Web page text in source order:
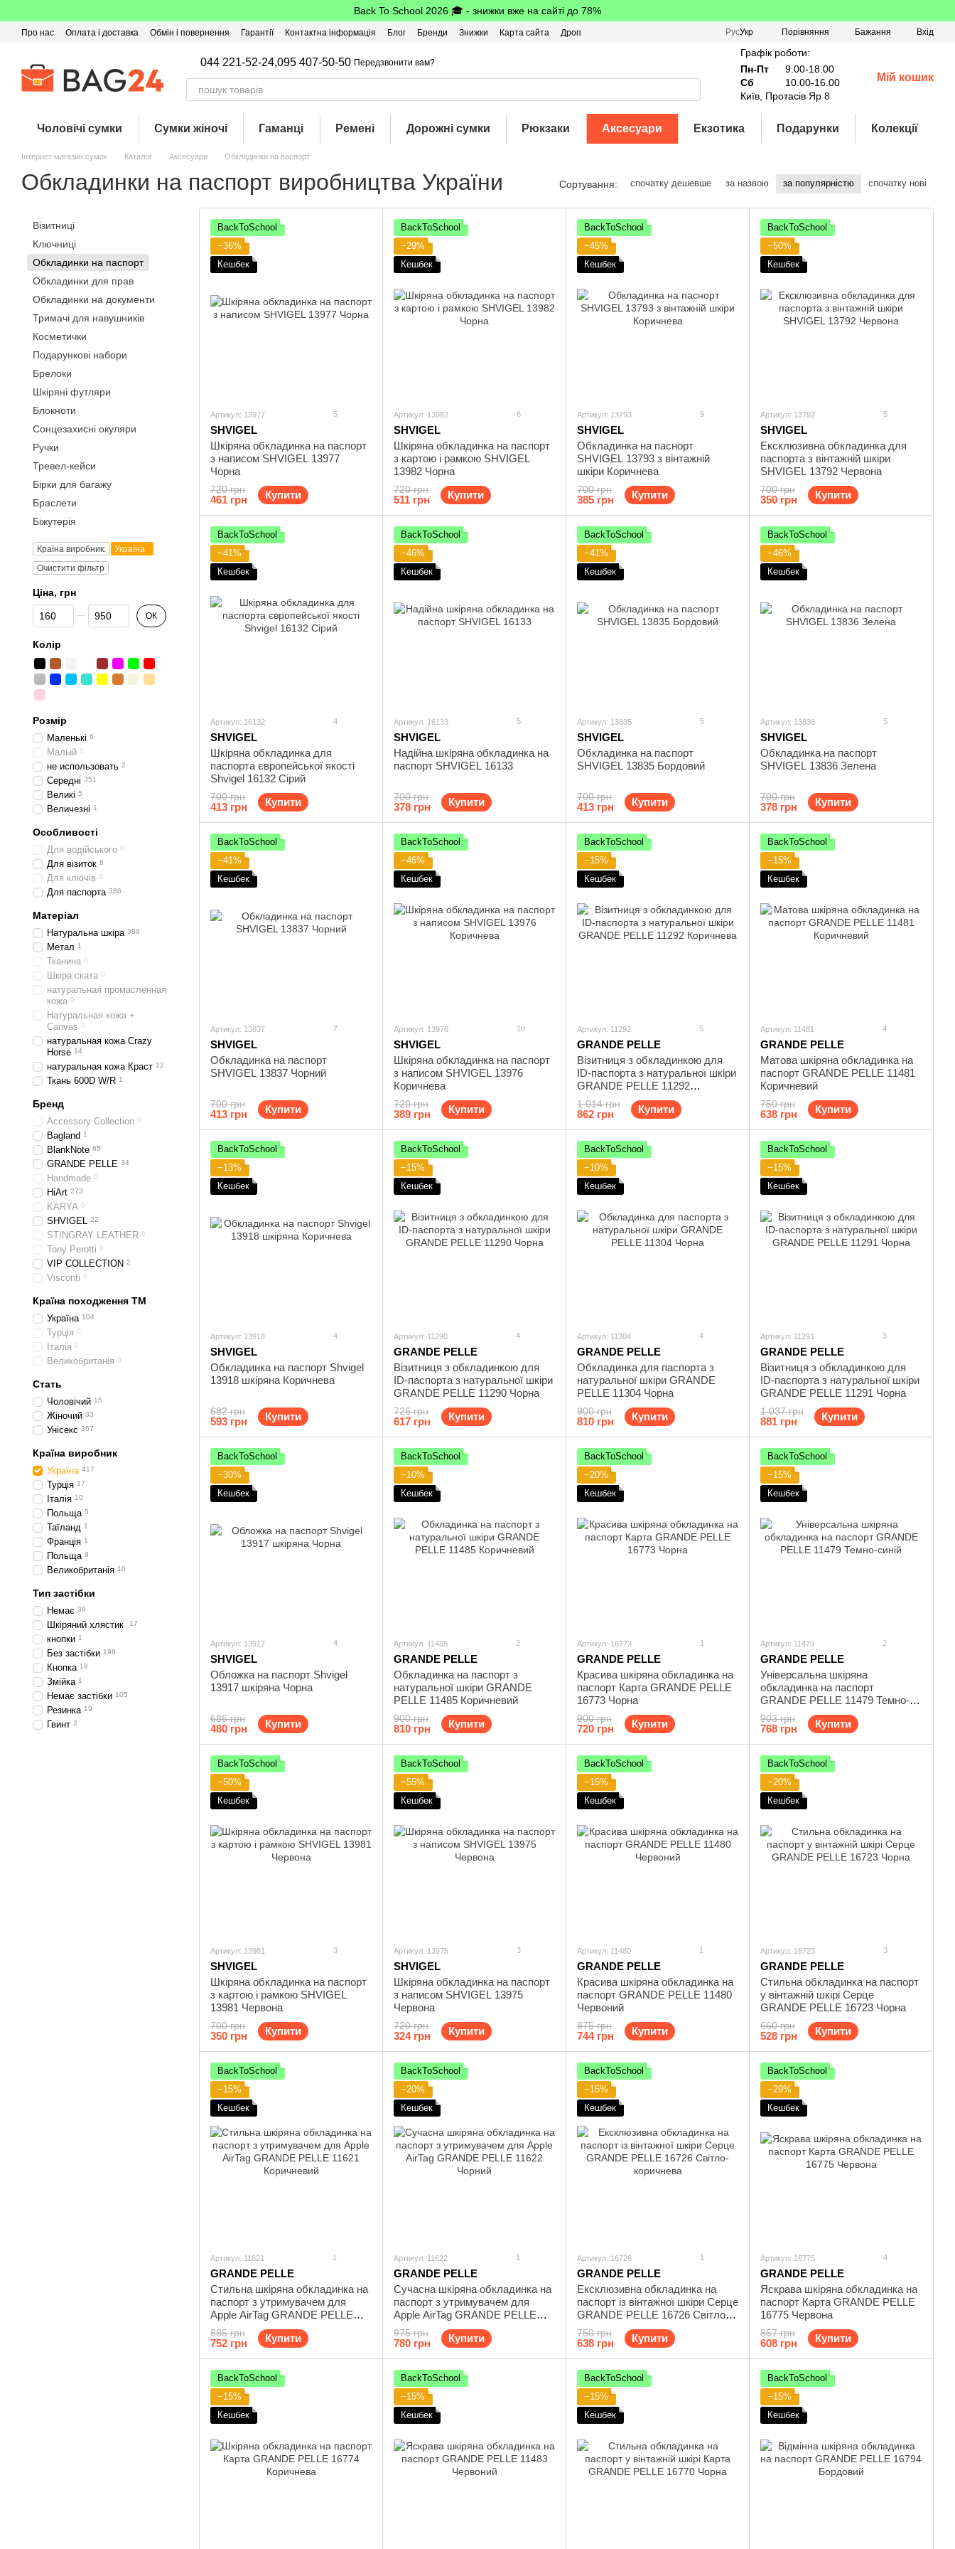
Back To School 2026 🎓 - знижки вже на сайті до 78%
Про нас Оплата і доставка Обмін і повернення Гарантії Контактна інформація Блог Бренди Знижки Карта сайта
Дроп
РусУкр Порівняння Бажання Вхід
044 221-52-24,095 407-50-50 Передзвонити вам?
Графік роботи:
Пн-Пт
9.00-18.00
Сб
10.00-16.00
Київ, Протасів Яр 8
Мій кошик
Чоловічі сумки Сумки жіночі Гаманці Ремені Дорожні сумки Рюкзаки Аксесуари Екзотика Подарунки Колекції
Інтернет магазин сумок Каталог Аксесуари Обкладинки на паспорт
Обкладинки на паспорт виробництва України Сортування: спочатку дешевше за назвою за популярністю спочатку нові
BackToSchool
−36%
Кешбек
Артикул: 13977 5
SHVIGEL
Шкіряна обкладинка на паспорт
з написом SHVIGEL 13977
Чорна
720 грн
461 грн Купити
BackToSchool
−29%
Кешбек
Артикул: 13982 6
SHVIGEL
Шкіряна обкладинка на паспорт
з картою і рамкою SHVIGEL
13982 Чорна
720 грн
511 грн Купити
BackToSchool
−45%
Кешбек
Артикул: 13793 9
SHVIGEL
Обкладинка на паснорт
SHVIGEL 13793 з вінтажній
шкіри Коричнева
700 грн
385 грн Купити
BackToSchool
−50%
Кешбек
Артикул: 13792 5
SHVIGEL
Ексклюзивна обкладинка для
паспорта з вінтажній шкіри
SHVIGEL 13792 Червона
700 грн
350 грн Купити
BackToSchool
−41%
Кешбек
Артикул: 16132 4
SHVIGEL
Шкіряна обкладинка для
паспорта європейської якості
Shvigel 16132 Сірий
700 грн
413 грн Купити
BackToSchool
−46%
Кешбек
Артикул: 16133 5
SHVIGEL
Надійна шкіряна обкладинка на
паспорт SHVIGEL 16133
700 грн
378 грн Купити
BackToSchool
−41%
Кешбек
Артикул: 13835 5
SHVIGEL
Обкладинка на паспорт
SHVIGEL 13835 Бордовий
700 грн
413 грн Купити
BackToSchool
−46%
Кешбек
Артикул: 13836 5
SHVIGEL
Обкладинка на паспорт
SHVIGEL 13836 Зелена
700 грн
378 грн Купити
BackToSchool
−41%
Кешбек
Артикул: 13837 7
SHVIGEL
Обкладинка на паспорт
SHVIGEL 13837 Чорний
700 грн
413 грн Купити
BackToSchool
−46%
Кешбек
Артикул: 13976 10
SHVIGEL
Шкіряна обкладинка на паспорт
з написом SHVIGEL 13976
Коричнева
720 грн
389 грн Купити
BackToSchool
−15%
Кешбек
Артикул: 11292 5
GRANDE PELLE
Візитниця з обкладинкою для
ID-паспорта з натуральної шкіри
GRANDE PELLE 11292
Коричнева
1 014 грн
862 грн Купити
BackToSchool
−15%
Кешбек
Артикул: 11481 4
GRANDE PELLE
Матова шкіряна обкладинка на
паспорт GRANDE PELLE 11481
Коричневий
750 грн
638 грн Купити
BackToSchool
−13%
Кешбек
Артикул: 13918 4
SHVIGEL
Обкладинка на паспорт Shvigel
13918 шкіряна Коричнева
682 грн
593 грн Купити
BackToSchool
−15%
Кешбек
Артикул: 11290 4
GRANDE PELLE
Візитниця з обкладинкою для
ID-паспорта з натуральної шкіри
GRANDE PELLE 11290 Чорна
726 грн
617 грн Купити
BackToSchool
−10%
Кешбек
Артикул: 11304 4
GRANDE PELLE
Обкладинка для паспорта з
натуральної шкіри GRANDE
PELLE 11304 Чорна
900 грн
810 грн Купити
BackToSchool
−15%
Кешбек
Артикул: 11291 3
GRANDE PELLE
Візитниця з обкладинкою для
ID-паспорта з натуральної шкіри
GRANDE PELLE 11291 Чорна
1 037 грн
881 грн Купити
BackToSchool
−30%
Кешбек
Артикул: 13917 4
SHVIGEL
Обложка на паспорт Shvigel
13917 шкіряна Чорна
686 грн
480 грн Купити
BackToSchool
−10%
Кешбек
Артикул: 11485 2
GRANDE PELLE
Обкладинка на паспорт з
натуральної шкіри GRANDE
PELLE 11485 Коричневий
900 грн
810 грн Купити
BackToSchool
−20%
Кешбек
Артикул: 16773 1
GRANDE PELLE
Красива шкіряна обкладинка на
паспорт Карта GRANDE PELLE
16773 Чорна
900 грн
720 грн Купити
BackToSchool
−15%
Кешбек
Артикул: 11479 2
GRANDE PELLE
Універсальна шкіряна
обкладинка на паспорт
GRANDE PELLE 11479 Темно-
синій
903 грн
768 грн Купити
BackToSchool
−50%
Кешбек
Артикул: 13981 3
SHVIGEL
Шкіряна обкладинка на паспорт
з картою і рамкою SHVIGEL
13981 Червона
700 грн
350 грн Купити
BackToSchool
−55%
Кешбек
Артикул: 13975 3
SHVIGEL
Шкіряна обкладинка на паспорт
з написом SHVIGEL 13975
Червона
720 грн
324 грн Купити
BackToSchool
−15%
Кешбек
Артикул: 11480 1
GRANDE PELLE
Красива шкіряна обкладинка на
паспорт GRANDE PELLE 11480
Червоний
875 грн
744 грн Купити
BackToSchool
−20%
Кешбек
Артикул: 16723 3
GRANDE PELLE
Стильна обкладинка на паспорт
у вінтажній шкірі Серце
GRANDE PELLE 16723 Чорна
660 грн
528 грн Купити
BackToSchool
−15%
Кешбек
Артикул: 11621 1
GRANDE PELLE
Стильна шкіряна обкладинка на
паспорт з утримувачем для
Apple AirTag GRANDE PELLE
11621 Коричневий
885 грн
752 грн Купити
BackToSchool
−20%
Кешбек
Артикул: 11622 1
GRANDE PELLE
Сучасна шкіряна обкладинка на
паспорт з утримувачем для
Apple AirTag GRANDE PELLE
11622 Чорний
975 грн
780 грн Купити
BackToSchool
−15%
Кешбек
Артикул: 16726 1
GRANDE PELLE
Ексклюзивна обкладинка на
паспорт із вінтажної шкіри Серце
GRANDE PELLE 16726 Світло-
коричнева
750 грн
638 грн Купити
BackToSchool
−29%
Кешбек
Артикул: 16775 4
GRANDE PELLE
Яскрава шкіряна обкладинка на
паспорт Карта GRANDE PELLE
16775 Червона
857 грн
608 грн Купити
BackToSchool
−15%
Кешбек
BackToSchool
−15%
Кешбек
BackToSchool
−15%
Кешбек
BackToSchool
−15%
Кешбек
Візитниці
Ключниці
Обкладинки на паспорт
Обкладинки для прав
Обкладинки на документи
Тримачі для навушників
Косметички
Подарункові набори
Брелоки
Шкіряні футляри
Блокноти
Сонцезахисні окуляри
Ручки
Тревел-кейси
Бірки для багажу
Браслети
Біжутерія
Країна виробник:
Україна
Очистити фільтр
Ціна, грн
Від Ціна, грн
До Ціна, грн ОК
Колір
Розмір
Маленькі 6
Малый 0
не использовать 2
Середні 351
Великі 5
Величезні 1
Особливості
Для водійського 0
Для візиток 8
Для ключів 0
Для паспорта 386
Матеріал
Натуральна шкіра 389
Метал 1
Тканина 0
Шкіра ската 0
натуральная промасленная
кожа 0
Натуральная кожа +
Canvas 0
натуральная кожа Crazy
Horse 14
натуральная кожа Краст 12
Ткань 600D W/R 1
Бренд
Accessory Collection 0
Bagland 1
BlankNote 85
GRANDE PELLE 34
Handmade 0
HiArt 273
KARYA 0
SHVIGEL 22
STINGRAY LEATHER 0
Tony Perotti 0
VIP COLLECTION 2
Visconti 0
Країна походження ТМ
Україна 104
Турція 0
Італія 0
Великобританія 0
Стать
Чоловічий 15
Жіночий 33
Унісекс 367
Країна виробник
Україна 417
Турція 17
Італія 10
Польща 5
Таїланд 1
Франція 1
Польща 9
Великобританія 10
Тип застібки
Немає 39
Шкіряний хлястик 17
кнопки 1
Без застібки 198
Кнопка 18
Змійка 1
Немає застібки 105
Резинка 19
Гвинт 2